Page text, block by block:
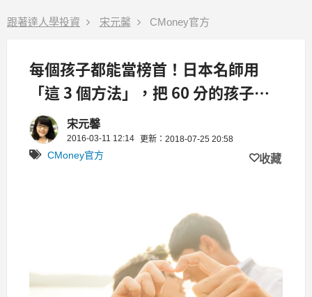
跟著達人學投資 宋元馨 CMoney官方
每個孩子都能當榜首！日本名師用
「這 3 個方法」，把 60 分的孩子變
成全國第1！
宋元馨
2016-03-11 12:14 更新：2018-07-25 20:58
CMoney官方 收藏